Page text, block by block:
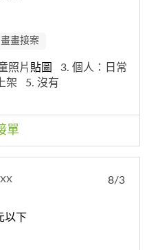
畫畫接案
照片 貼圖
3. 個人：日常
架 5. 沒有
單
以下
8/3